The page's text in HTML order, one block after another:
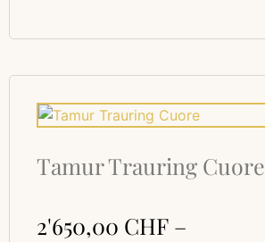
Tamur Trauring Cuore
2'650,00 CHF –